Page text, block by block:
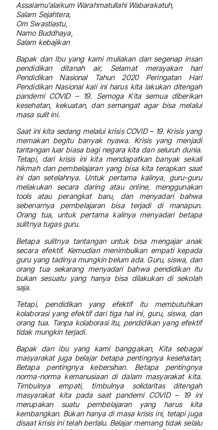
Assalamu’alaikum Warahmatullahi Wabarakatuh,
Salam Sejahtera,
Om Swastiastu,
Namo Buddhaya,
Salam kebajikan
Bapak dan Ibu yang kami muliakan dan segenap insan
pendidikan ditanah air, Selamat merayakan hari
Pendidikan Nasional Tahun 2020 Peringatan Hari
Pendidikan Nasional kali ini harus kita lakukan ditengah
pandemi COVID – 19. Semoga Kita semua diberikan
kesehatan, kekuatan, dan semangat agar bisa melalui
masa sulit ini.
Saat ini kita sedang melalui krisis COVID – 19. Krisis yang
memakan begitu banyak nyawa. Krisis yang menjadi
tantangan luar biasa bagi negara kita dan seluruh dunia.
Tetapi, dari krisis ini kita mendapatkan banyak sekali
hikmah dan pembelajaran yang bisa kita terapkan saat
ini dan setelahnya. Untuk pertama kalinya, guru-guru
melakukan secara daring atau online, menggunakan
tools atau perangkat baru, dan menyadari bahwa
sebenarnya pembelajaran bisa terjadi di manapun.
Orang tua, untuk pertama kalinya menyadari betapa
sulitnya tugas guru.
Betapa sulitnya tantangan untuk bisa mengajar anak
secara efektif. Kemudian menimbulkan empati kepada
guru yang tadinya mungkin belum ada. Guru, siswa, dan
orang tua sekarang menyadari bahwa pendidikan itu
bukan sesuatu yang hanya bisa dilakukan di sekolah
saja.
Tetapi, pendidikan yang efektif itu membutuhkan
kolaborasi yang efektif dari tiga hal ini, guru, siswa, dan
orang tua. Tanpa kolaborasi itu, pendidikan yang efektif
tidak mungkin terjadi.
Bapak dan ibu yang kami banggakan, Kita sebagai
masyarakat juga belajar betapa pentingnya kesehatan,
Betapa pentingnya kebersihan. Betapa pentingnya
norma-norma kemanusiaan di dalam masyarakat kita.
Timbulnya empati, timbulnya solidaritas ditengah
masyarakat kita pada saat pandemi COVID – 19 ini
merupakan suatu pembelajaran yang harus kita
kembangkan. Bukan hanya di masa krisis ini, tetapi juga
disaat krisis ini telah berlalu. Belajar memang tidak selalu